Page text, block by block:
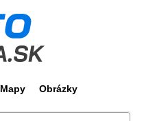
Mapy Obrázky